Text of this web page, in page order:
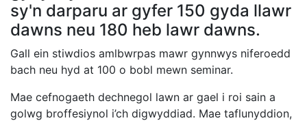
sy'n darparu ar gyfer 150 gyda llawr
dawns neu 180 heb lawr dawns.
Gall ein stiwdios amlbwrpas mawr gynnwys niferoedd
bach neu hyd at 100 o bobl mewn seminar.
Mae cefnogaeth dechnegol lawn ar gael i roi sain a
golwg broffesiynol i’ch digwyddiad. Mae taflunyddion,